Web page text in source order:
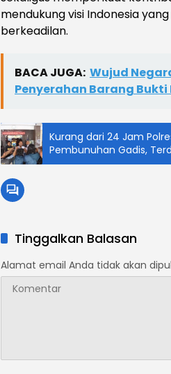
mendukung visi Indonesia
berkeadilan.
BACA JUGA: Wujud
Penyerahan Barang
Kurang dari 24 Jam
Pembunuhan Gadis,
Tinggalkan Balasan
Alamat email Anda tidak akan